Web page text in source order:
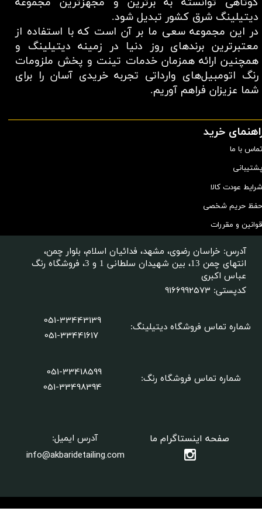
دیتیلینگ شرق کشور تبدیل شود.
در این مجموعه سعی ما بر آن است که با استفاده از
معتبر‌ترین برند‌های روز دنیا در زمینه دیتیلینگ و
همچنین ارائه همزمان خدمات تینت و پخش ملزومات
رنگ اتومبیل‌های وارداتی تجربه خریدی آسان را برای
شما عزیزان فراهم آوریم.​​​​​​​
خرید
تماس با ما
پشتیبانی
شرایط عودت کالا
حفظ حریم شخصی
قوانین و مقررات
شماره تماس فروشگاه دیتیلینگ:
آدرس ایمیل:
info@akbaridetailing.com
صفحه اینستاگرام ما
051-33443139
051-33441617
آدرس: خراسان رضوی، مشهد، فدائیان اسلام، بلوار چمن،
انتهای چمن 13، بین شهیدان سلطانی 1 و 3، فروشگاه رنگ
عباس اکبری
کدپستی: 9166992573
شماره تماس فروشگاه رنگ:
051-33418599
​​​​​​​051-33498394